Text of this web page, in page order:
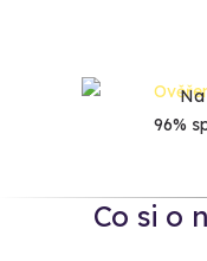
96%
Co si o